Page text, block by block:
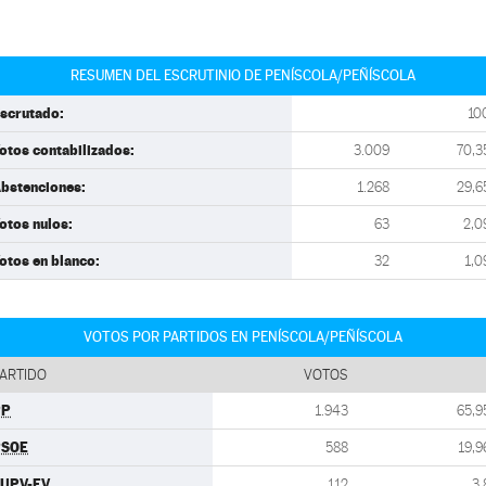
RESUMEN DEL ESCRUTINIO DE PENÍSCOLA/PEÑÍSCOLA
contabilizados: 3.009
1.268
nulos: 63
en blanco: 32
VOTOS POR PARTIDOS EN PENÍSCOLA/PEÑÍSCOLA
VOTOS
1.943
588